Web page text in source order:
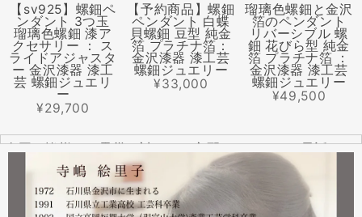
【sv925】螺鈿ペ
ンダント 3つ玉
瑠璃色螺鈿 漆ア
クセサリー ： ス
ライドアジャスタ
ー 金沢漆器 漆工
芸 螺鈿ジュエリ
ー
¥29,700
【予約商品】螺鈿
ペンダント 白蝶
貝螺鈿 豆型 純金
箔 プラチナ箔：
金沢漆器 漆工芸
螺鈿ジュエリー
¥33,000
瑠璃色螺鈿と金沢
箔のペンダント
リバーシブル 螺
鈿 花びら型 純金
箔 プラチナ箔 ：
金沢漆器 漆工芸
螺鈿ジュエリー
¥49,500
全国の皆様より震災に対するご心配のメールやお電話をた
くさんいただきました。ありがとうございます。
幸い紅里工房にはそれほどの被害もなく、ただいま通常の
営業をしております。配送につきましても金沢から発送す